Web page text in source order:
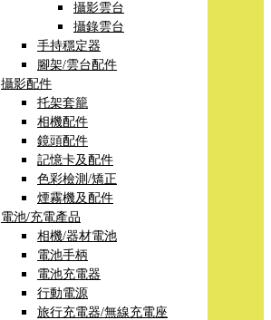
攝影雲台
攝錄雲台
手持穩定器
腳架/雲台配件
攝影配件
托架套籠
相機配件
鏡頭配件
記憶卡及配件
色彩檢測/矯正
煙霧機及配件
電池/充電產品
相機/器材電池
電池手柄
電池充電器
行動電源
旅行充電器/無線充電座